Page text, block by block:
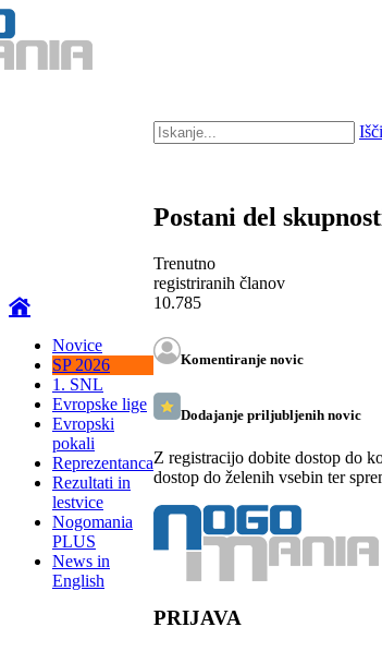
Novice
SP 2026
1. SNL
Evropske lige
Evropski
pokali
Reprezentanca
Rezultati in
lestvice
Nogomania
PLUS
News in
English
Išči
Postani del
Trenutno
registriranih članov
10.785
Komentiranje novic
Dodajanje priljubljenih novic
Z registracijo dobite dostop do
dostop do želenih vsebin ter
PRIJAVA